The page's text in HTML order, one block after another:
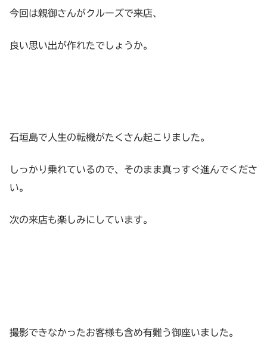
今回は親御さんがクルーズで来店、
良い思い出が作れたでしょうか。
石垣島で人生の転機がたくさん起こりました。
しっかり乗れているので、そのまま真っすぐ進んでくださ
い。
次の来店も楽しみにしています。
撮影できなかったお客様も含め有難う御座いました。